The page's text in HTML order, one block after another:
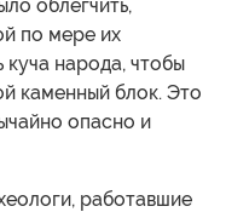
облегчить,
по мере их
куча народа, чтобы
каменный блок. Это
опасно и
работавшие